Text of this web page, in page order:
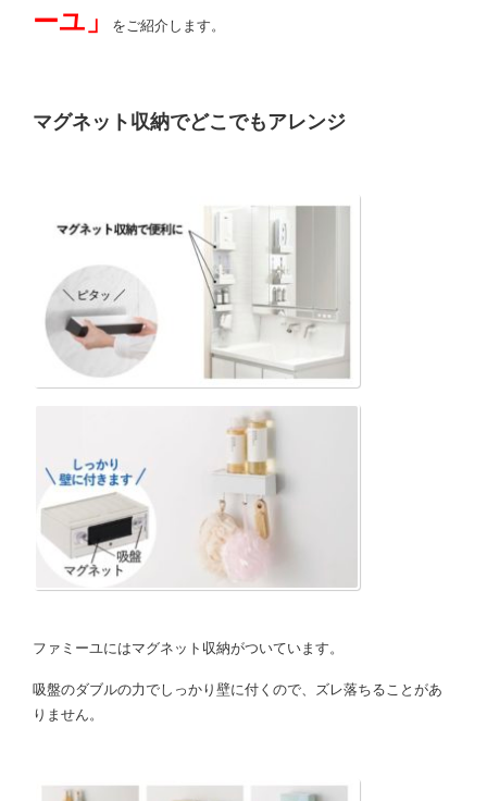
ーユ」
をご紹介します。
マグネット収納でどこでもアレンジ
ファミーユにはマグネット収納がついています。
吸盤のダブルの力でしっかり壁に付くので、ズレ落ちることがあ
りません。